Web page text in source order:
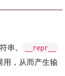
串。 __repr__
用，从而产生输